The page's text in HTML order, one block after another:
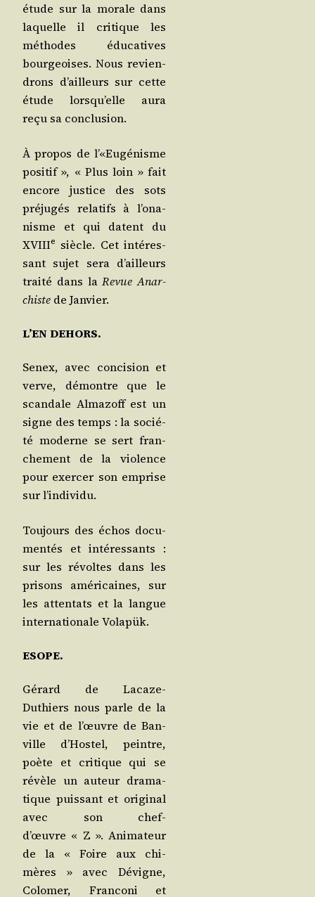
étude sur la morale dans
laquelle il cri­tique les
méthodes édu­ca­tives
bour­geoises. Nous revien­
drons d’ailleurs sur cette
étude lors­qu’elle aura
reçu sa conclusion.
À pro­pos de l’«Eugénisme
posi­tif », « Plus loin » fait
encore jus­tice des sots
pré­ju­gés rela­tifs à l’o­na­
nisme et qui datent du
XVIIIe siècle. Cet inté­res­
sant sujet sera d’ailleurs
trai­té dans laRevue Anar­
chiste de Janvier.
L’EN DEHORS.
Senex, avec conci­sion et
verve, démontre que le
scan­dale Alma­zoff est un
signe des temps : la socié­
té moderne se sert fran­
che­ment de la vio­lence
pour exer­cer son emprise
sur l’individu.
Tou­jours des échos docu­
men­tés et inté­res­sants :
sur les révoltes dans les
pri­sons amé­ri­caines, sur
les atten­tats et la langue
inter­na­tio­nale Volapük.
ESOPE.
Gérard de Lacaze-
Duthiers nous parle de la
vie et de l’œuvre de Ban­
ville d’Hos­tel, peintre,
poète et cri­tique qui se
révèle un auteur dra­ma­
tique puis­sant et ori­gi­nal
avec son chef-
d’œuvre « Z ». Ani­ma­teur
de la « Foire aux chi­
mères » avec Dévigne,
Colo­mer, Fran­co­ni et